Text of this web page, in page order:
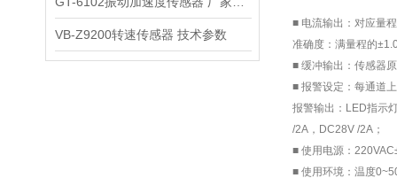
VB-Z9200转速传感器 技术参数
■ 电流输出：对应量
准确度：满量程的
■ 缓冲输出：传感器
■ 报警设定：每通道
报警输出：LED指示
/2A，DC28V /2A；
■ 使用电源：
■ 使用环境：温度